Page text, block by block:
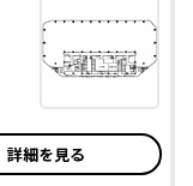
詳細を見る